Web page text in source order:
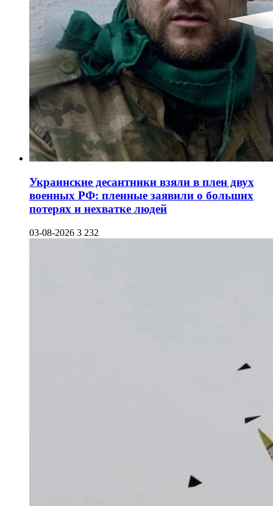
Украинские десантники взяли в плен двух
военных РФ: пленные заявили о больших
потерях и нехватке людей
03-08-2026 3 232